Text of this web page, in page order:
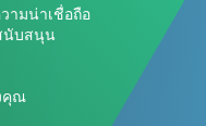
ามน่าเชื่อถือ
นับสนุน
คุณ